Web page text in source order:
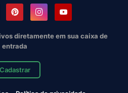
diretamente em sua caixa de
entrada
Cadastrar